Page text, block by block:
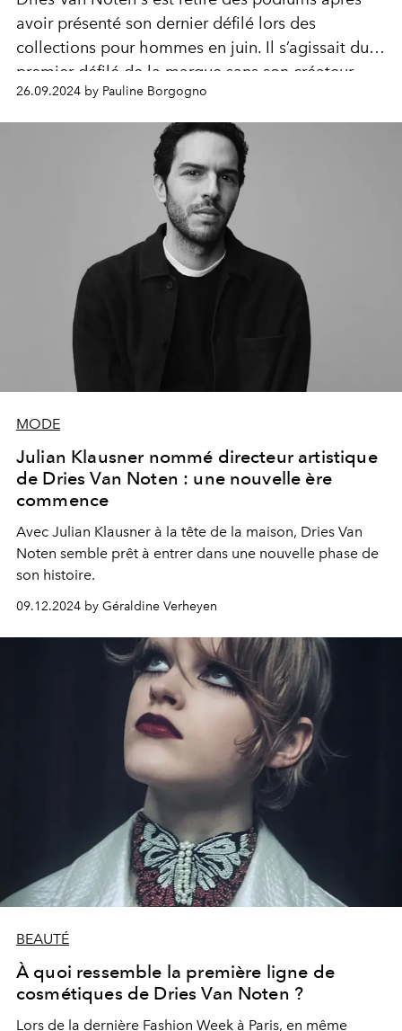
avoir présenté son dernier défilé lors des
collections pour hommes en juin. Il s’agissait du
premier défilé de la marque sans son créateur
originel.
26.09.2024 by Pauline Borgogno
MODE
Julian Klausner nommé directeur artistique
de Dries Van Noten : une nouvelle ère
commence
Avec Julian Klausner à la tête de la maison, Dries Van
Noten semble prêt à entrer dans une nouvelle phase de
son histoire.
09.12.2024 by Géraldine Verheyen
BEAUTÉ
À quoi ressemble la première ligne de
cosmétiques de Dries Van Noten ?
Lors de la dernière Fashion Week à Paris, en même